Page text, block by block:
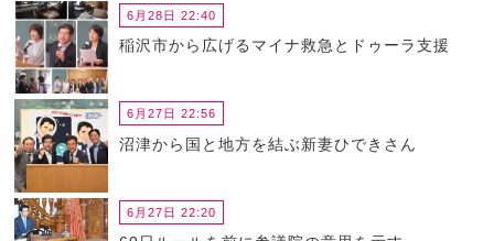
6月28日 22:40
稲沢市から広げるマイナ救急とドゥーラ支援
6月27日 22:56
沼津から国と地方を結ぶ新妻ひできさん
6月27日 22:20